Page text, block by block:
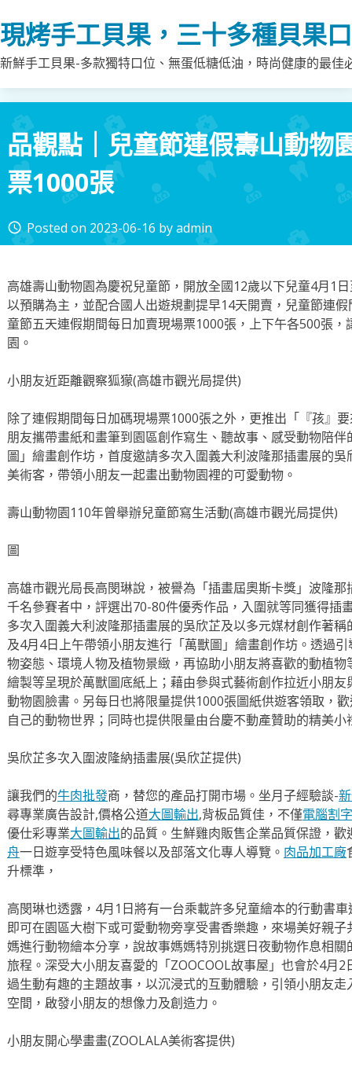
to
content
現烤手工貝果，三十多種貝果
新鮮手工貝果-多款獨特口位、無蛋低糖低油，時尚健康的最
品觀點｜兒童節連假壽山動物
票1000張
access_time Posted on 2023-06-16 byadmin
高雄壽山動物園為慶祝兒童節，開放全國12歲以下兒童4月1
以預購為主，並配合國人出遊規劃提早14天開賣，兒童節連
童節五天連假期間每日加賣現場票1000張，上下午各500張
園。
小朋友近距離觀察狐獴(高雄市觀光局提供)
除了連假期間每日加碼現場票1000張之外，更推出「『孩』
朋友攜帶畫紙和畫筆到園區創作寫生、聽故事、感受動物陪
圖」繪畫創作坊，首度邀請多次入圍義大利波隆那插畫展的
美術客，帶領小朋友一起畫出動物園裡的可愛動物。
壽山動物園110年曾舉辦兒童節寫生活動(高雄市觀光局提供)
圖
高雄市觀光局長高閔琳說，被譽為「插畫屆奧斯卡獎」波隆
千名參賽者中，評選出70-80件優秀作品，入圍就等同獲得插
多次入圍義大利波隆那插畫展的吳欣芷及以多元媒材創作著
及4月4日上午帶領小朋友進行「萬獸圖」繪畫創作坊。透過
物姿態、環境人物及植物景緻，再協助小朋友將喜歡的動植
繪製等呈現於萬獸圖底紙上；藉由參與式藝術創作拉近小朋
動物園臉書。另每日也將限量提供1000張圖紙供遊客領取，
自己的動物世界；同時也提供限量由台慶不動產贊助的精美
吳欣芷多次入圍波隆納插畫展(吳欣芷提供)
讓我們的牛肉批發商，替您的產品打開市場。坐月子經驗談-
尋專業廣告設計,價格公道大圖輸出,背板品質佳，不僅電腦割字
優仕彩專業大圖輸出的品質。生鮮雞肉販售企業品質保證，歡
舟一日遊享受特色風味餐以及部落文化專人導覽。 肉品加工廠
升標準，
高閔琳也透露，4月1日將有一台乘載許多兒童繪本的行動書
即可在園區大樹下或可愛動物旁享受書香樂趣，來場美好親
媽進行動物繪本分享，說故事媽媽特別挑選日夜動物作息相
旅程。深受大小朋友喜愛的「ZOOCOOL故事屋」也會於4月
過生動有趣的主題故事，以沉浸式的互動體驗，引領小朋友
空間，啟發小朋友的想像力及創造力。
小朋友開心學畫畫(ZOOLALA美術客提供)